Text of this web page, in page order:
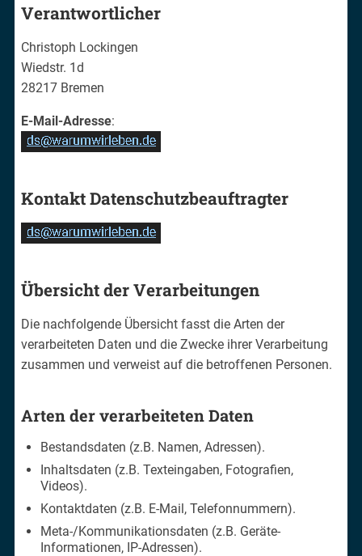
Verantwortlicher
Christoph Lockingen
Wiedstr. 1d
28217 Bremen
E-Mail-Adresse:
Kontakt Datenschutzbeauftragter
Übersicht der Verarbeitungen
Die nachfolgende Übersicht fasst die Arten der
verarbeiteten Daten und die Zwecke ihrer Verarbeitung
zusammen und verweist auf die betroffenen Personen.
Arten der verarbeiteten Daten
Bestandsdaten (z.B. Namen, Adressen).
Inhaltsdaten (z.B. Texteingaben, Fotografien,
Videos).
Kontaktdaten (z.B. E-Mail, Telefonnummern).
Meta-/Kommunikationsdaten (z.B. Geräte-
Informationen, IP-Adressen).